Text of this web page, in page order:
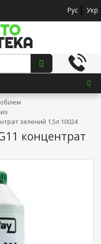
Рус Укр
зелений 1,5л 10024
концентрат